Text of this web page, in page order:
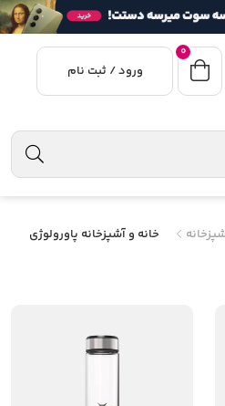
0
ورود / ثبت نام
خانه و آشپزخانه پاورولوژی